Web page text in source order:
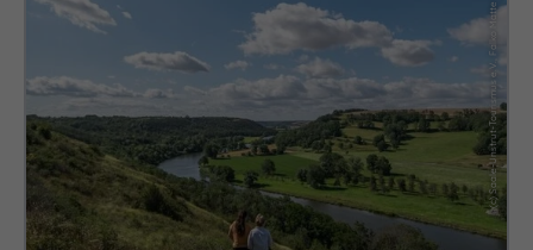
(c) Saale-Unstrut-Tourismus e.V., Falko Matte